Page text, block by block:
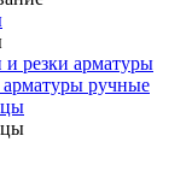
резки арматуры
арматуры ручные